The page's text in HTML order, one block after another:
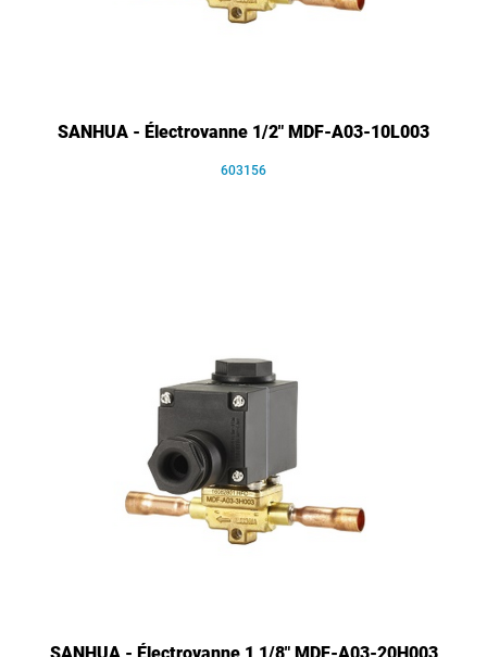
SANHUA - Électrovanne 1/2" MDF-A03-10L003
603156